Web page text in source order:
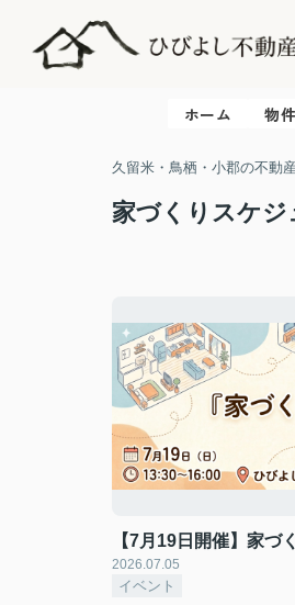
ホーム 物
久留米・鳥栖・小郡の不動
家づくりスケ
【7月19日開催】家づ
2026.07.05
イベント